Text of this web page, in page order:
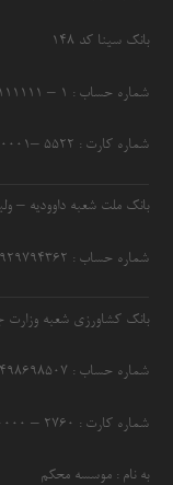
بانک سینا کد ۱۴۸
شماره حساب : ۱ – ۹۷۱۱۱۱۱۱ – ۴ – ۱۴۸
شماره کارت : ۵۵۲۲ –۰۰۰۱ –۴۶۷۰– ۶۳۹۳
بانک ملت شعبه داوودیه –
شماره حساب : ۱۹۲۹۷۹۴۳۶۲
بانک کشاورزی شعبه وزارت
شماره حساب : ۴۹۸۶۹۸۵۰۷
شماره کارت : ۲۷۶۰ – ۰۰۰۰ – ۷۰۷۰ – ۶۰۳۷
به نام : موسسه محکم